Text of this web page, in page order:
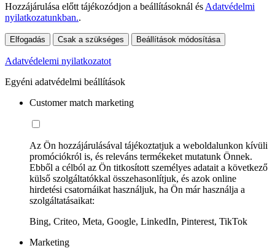
Hozzájárulása előtt tájékozódjon a beállításoknál és Adatvédelmi
nyilatkozatunkban..
Elfogadás Csak a szükséges Beállítások módosítása
Adatvédelemi nyilatkozatot
Egyéni adatvédelmi beállítások
Customer match marketing
Az Ön hozzájárulásával tájékoztatjuk a weboldalunkon kívüli
promóciókról is, és releváns termékeket mutatunk Önnek.
Ebből a célból az Ön titkosított személyes adatait a következő
külső szolgáltatókkal összehasonlítjuk, és azok online
hirdetési csatornáikat használjuk, ha Ön már használja a
szolgáltatásaikat:
Bing, Criteo, Meta, Google, LinkedIn, Pinterest, TikTok
Marketing